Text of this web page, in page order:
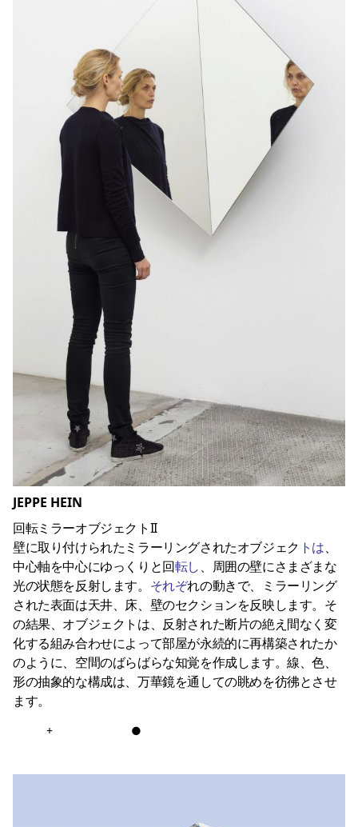
JEPPE HEIN
回転ミラーオブジェクトII
壁に取り付けられたミラーリングされたオブジェク トは、
中心軸を中心にゆっくりと回転し、周囲の壁にさまざまな
光の状態を反射します。 それぞれの動きで、ミラーリング
された表面は天井、床、壁のセクションを反映します。そ
の結果、オブジェクトは、反射された断片の絶え間なく変
化する組み合わせによって部屋が永続的に再構築されたか
のように、空間のばらばらな知覚を作成します。線、色、
形の抽象的な構成は、万華鏡を通しての眺めを彷彿とさせ
ます。
+ ●